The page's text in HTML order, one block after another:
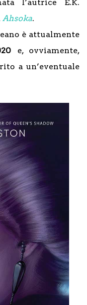
l’autrice E.K.
Ahsoka.
è attualmente
e, ovviamente,
a un’eventuale